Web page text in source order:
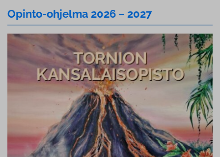
Opinto-ohjelma 2026 – 2027